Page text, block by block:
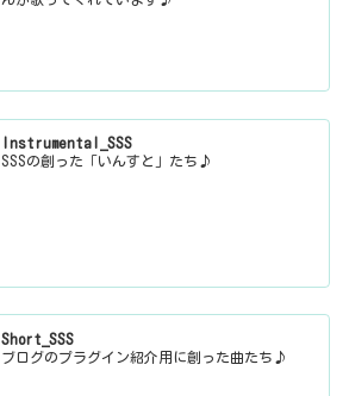
Instrumental_SSS
SSSの創った「いんすと」たち♪
Short_SSS
ブログのプラグイン紹介用に創った曲たち♪